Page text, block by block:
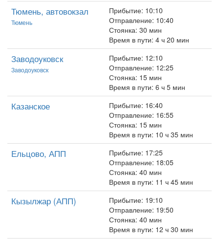
Тюмень, автовокзал
Тюмень
Прибытие: 10:10
Отправление: 10:40
Стоянка: 30 мин
Время в пути: 4 ч 20 мин
Заводоуковск
Заводоуковск
Прибытие: 12:10
Отправление: 12:25
Стоянка: 15 мин
Время в пути: 6 ч 5 мин
Казанское
Прибытие: 16:40
Отправление: 16:55
Стоянка: 15 мин
Время в пути: 10 ч 35 мин
Ельцово, АПП
Прибытие: 17:25
Отправление: 18:05
Стоянка: 40 мин
Время в пути: 11 ч 45 мин
Кызылжар (АПП)
Прибытие: 19:10
Отправление: 19:50
Стоянка: 40 мин
Время в пути: 12 ч 30 мин